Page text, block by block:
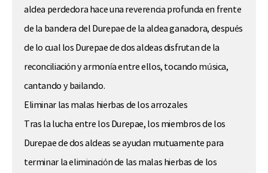
aldea perdedora hace una reverencia profunda en frente
de la bandera del Durepae de la aldea ganadora, después
de lo cual los Durepae de dos aldeas disfrutan de la
reconciliación y armonía entre ellos, tocando música,
cantando y bailando.
Eliminar las malas hierbas de los arrozales
Tras la lucha entre los Durepae, los miembros de los
Durepae de dos aldeas se ayudan mutuamente para
terminar la eliminación de las malas hierbas de los